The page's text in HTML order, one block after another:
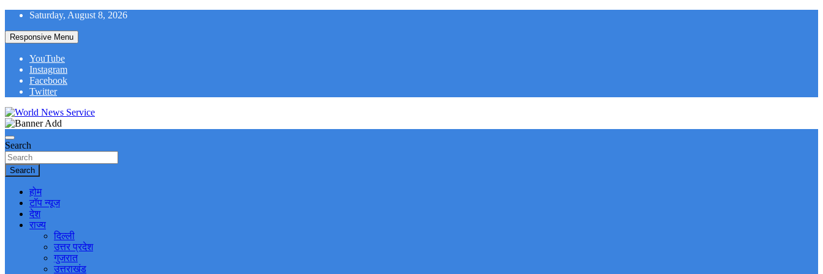
Skip
content
Saturday, August 8, 2026
Responsive Menu
YouTube
Instagram
Facebook
Twitter
World News Service
Search
Search
होम
टॉप न्यूज
देश
राज्य
दिल्ली
उत्तर प्रदेश
गुजरात
उत्तराखंड